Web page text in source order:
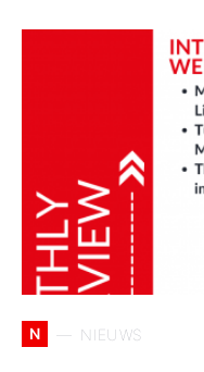
N NIEUWS